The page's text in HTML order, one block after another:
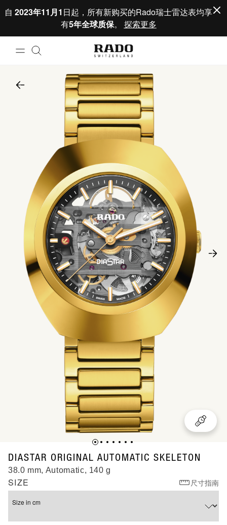
自 2023年11月1 日起，所有新购买的Rado瑞士雷达表均享
有5年全球质保。 探索更多
DIASTAR ORIGINAL AUTOMATIC SKELETON
R12164153
38.0 mm, Automatic, 140 g
SIZE 尺寸指南
Size in cm